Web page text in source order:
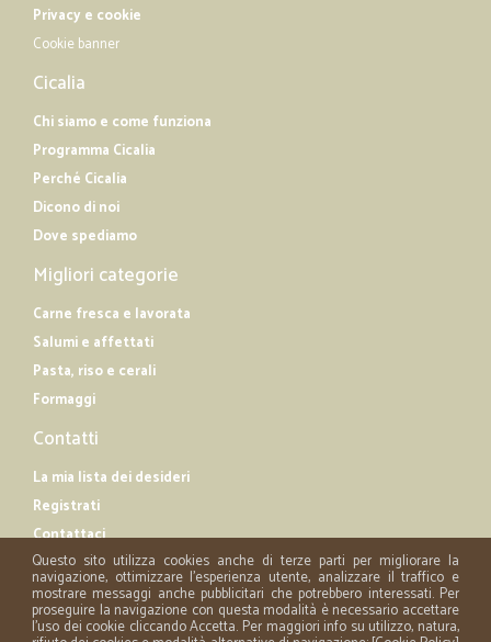
Privacy e cookie
Cookie banner
Cicalia
Chi siamo e come funziona
Programma Cicalia
Perché Cicalia
Dicono di noi
Dove spediamo
Migliori categorie
Carne fresca e lavorata
Salumi e affettati
Pasta, riso e cerali
Formaggi
Contatti
La mia lista dei desideri
Registrati
Contattaci
Questo sito utilizza cookies anche di terze parti per migliorare la
navigazione, ottimizzare l'esperienza utente, analizzare il traffico e
mostrare messaggi anche pubblicitari che potrebbero interessati. Per
proseguire la navigazione con questa modalità è necessario accettare
l'uso dei cookie cliccando Accetta. Per maggiori info su utilizzo, natura,